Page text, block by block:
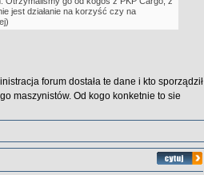
jest działanie na korzyść czy na
forum dostała te dane i kto sporządził
maszynistów. Od kogo konketnie to sie